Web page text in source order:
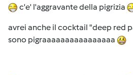
c'e' l'aggravante della pigrizia
avrei anche il cocktail "deep red
sono pigraaaaaaaaaaaaaaaa